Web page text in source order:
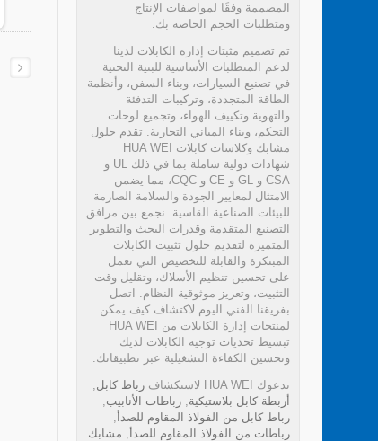
المصممة وفقًا لمواصفات الإنتاج
ومتطلبات الحجم الخاصة بك.
تم تصميم مثبتات إدارة الكابلات لدينا
لدعم المتطلبات الأساسية للبنية التحتية
في تصنيع السيارات، وبناء السفن، وأنظمة
الطاقة المتجددة، وتركيبات التدفئة
والتهوية وتكييف الهواء، وتجميع لوحات
التحكم، وبناء المباني التجارية. تقدم حلول
مشابك وكلاسات كابلات HUA WEI
شهادات دولية شاملة بما في ذلك UL و
CSA و GL و CE و CQC، مما يضمن
الامتثال لمعايير الجودة والسلامة الصارمة
للبيئات الصناعية القاسية. نجمع بين مرافق
التصنيع المتقدمة وقدرات البحث والتطوير
المتميزة لتقديم حلول تثبيت الكابلات
المبتكرة والقابلة للتخصيص التي تعمل
على تحسين تنظيم الأسلاك، وتقليل وقت
التثبيت، وتعزيز موثوقية النظام. اتصل
بفريقنا الفني اليوم لاكتشاف كيف يمكن
لمنتجات إدارة الكابلات من HUA WEI
تبسيط تحديات توجيه الكابلات لديك
وتحسين الكفاءة التشغيلية عبر تطبيقاتك.
تدعوك HUA WEI لاستكشاف
رباط كابل,
أربطة كابل بلاستيكية, رباطات الأنابيب,
رباط كابل من الفولاذ المقاوم للصدأ,
رباطات من الفولاذ المقاوم للصدأ, مشابك